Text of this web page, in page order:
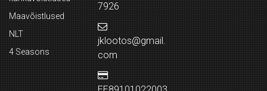
Maavõistlused
NLT
4 Seasons
7926
jklootos@gmail.
com